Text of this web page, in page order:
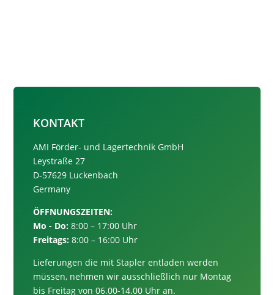
KONTAKT
AMI Förder- und Lagertechnik GmbH
Leystraße 27
D-57629 Luckenbach
Germany
ÖFFNUNGSZEITEN:
Mo - Do: 8:00 – 17:00 Uhr
Freitags: 8:00 – 16:00 Uhr
Lieferungen die mit Stapler entladen werden
müssen, nehmen wir ausschließlich nur Montag
bis Freitag von 06.00-14.00 Uhr an.